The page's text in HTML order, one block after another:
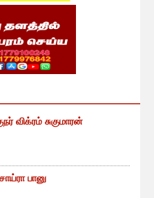
விக்ரம் சுகுமாரன்
பானு